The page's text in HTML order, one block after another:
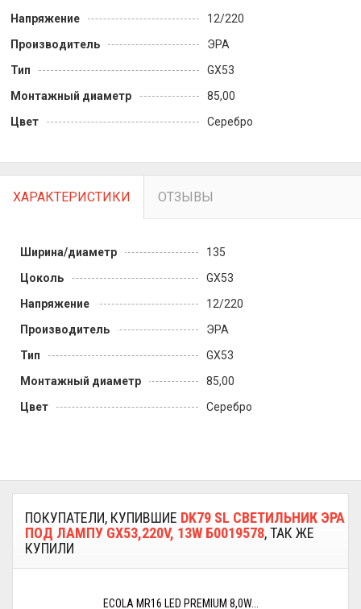
Напряжение
12/220
Производитель
ЭРА
Тип
GX53
Монтажный диаметр
85,00
Цвет
Серебро
ХАРАКТЕРИСТИКИ ОТЗЫВЫ
Ширина/диаметр
135
Цоколь
GX53
Напряжение
12/220
Производитель
ЭРА
Тип
GX53
Монтажный диаметр
85,00
Цвет
Серебро
ПОКУПАТЕЛИ, КУПИВШИЕ DK79 SL СВЕТИЛЬНИК ЭРА
ПОД ЛАМПУ GX53,220V, 13W Б0019578, ТАК ЖЕ
КУПИЛИ
ECOLA MR16 LED PREMIUM 8,0W...